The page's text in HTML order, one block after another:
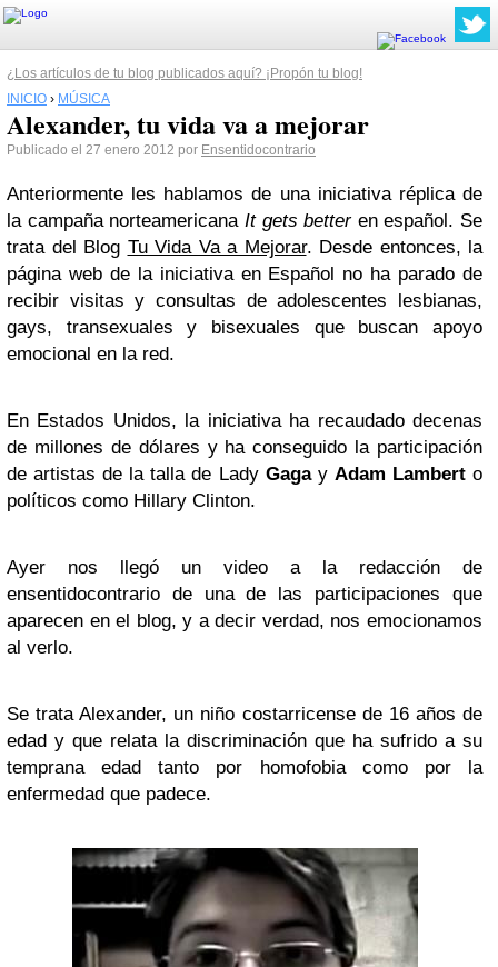
¿Los artículos de tu blog publicados aquí? ¡Propón tu blog!
INICIO › MÚSICA
Alexander, tu vida va a mejorar
Publicado el 27 enero 2012 por Ensentidocontrario
Anteriormente les hablamos de una iniciativa réplica de
la campaña norteamericana It gets betteren español. Se
trata del Blog Tu Vida Va a Mejorar. Desde entonces, la
página web de la iniciativa en Español no ha parado de
recibir visitas y consultas de adolescentes lesbianas,
gays, transexuales y bisexuales que buscan apoyo
emocional en la red.
En Estados Unidos, la iniciativa ha recaudado decenas
de millones de dólares y ha conseguido la participación
de artistas de la talla de Lady Gagay Adam Lamberto
políticos como Hillary Clinton.
Ayer nos llegó un video a la redacción de
ensentidocontrario de una de las participaciones que
aparecen en el blog, y a decir verdad, nos emocionamos
al verlo.
Se trata Alexander, un niño costarricense de 16 años de
edad y que relata la discriminación que ha sufrido a su
temprana edad tanto por homofobia como por la
enfermedad que padece.